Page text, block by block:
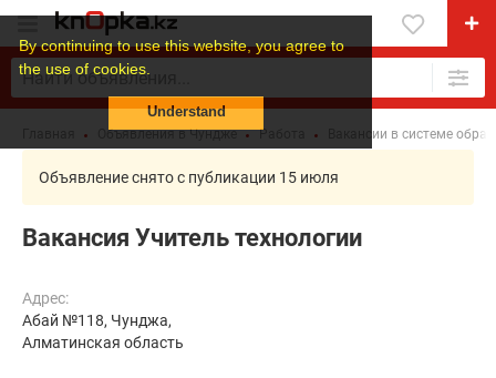
By continuing to use this website, you agree to
the use of cookies.
Understand
Объявления в Чундже Работа Вакансии в системе
Объявление снято с публикации 15 июля
Вакансия Учитель технологии
Адрес:
Абай №118, Чунджа,
Алматинская область